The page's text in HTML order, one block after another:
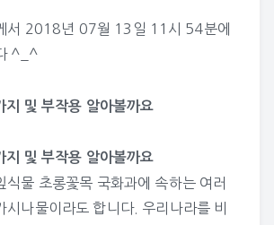
서 2018년 07월 13일 11시 54분에
^_^
지 및 부작용 알아볼까요
지 및 부작용 알아볼까요
식물 초롱꽃목 국화과에 속하는 여러
시나물이라도 합니다. 우리나라를 비